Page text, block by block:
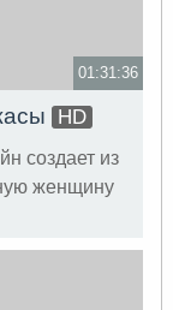
01:31:36
HD
создает из
женщину